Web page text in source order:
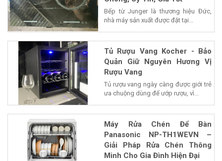
Bếp từ Junger là thương hiệu Đức,
nhà máy sản xuất được đặt tại...
Tủ Rượu Vang Kocher - Bảo
Quản Giữ Nguyên Hương Vị
Rượu Vang
Tủ rượu vang ngày càng được giới trẻ
ưa chuộng dùng để ướp rượu, vì...
Máy Rửa Chén Để Bàn
Panasonic NP-TH1WEVN –
Giải Pháp Rửa Chén Thông
Minh Cho Gia Đình Hiện Đại